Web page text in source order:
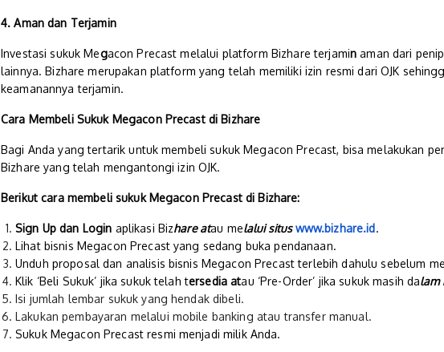
4. Aman dan Terjamin
Investasi sukuk Megacon Precast melalui platform Bizhare terjamin aman dari
lainnya. Bizhare merupakan platform yang telah memiliki izin resmi dari OJK
keamanannya terjamin.
Cara Membeli Sukuk Megacon Precast di Bizhare
Bagi Anda yang tertarik untuk membeli sukuk Megacon Precast, bisa melakukan
Bizhare yang telah mengantongi izin OJK.
Berikut cara membeli sukuk Megacon Precast di Bizhare:
Sign Up dan Login aplikasi Bizhare atau melalui situswww.bizhare.id.
Lihat bisnis Megacon Precast yang sedang buka pendanaan.
Unduh proposal dan analisis bisnis Megacon Precast terlebih dahulu sebelum
Klik ‘Beli Sukuk’ jika sukuk telah tersedia atau ‘Pre-Order’ jika sukuk masih dalam
Isi jumlah lembar sukuk yang hendak dibeli.
Lakukan pembayaran melalui mobile banking atau transfer manual.
Sukuk Megacon Precast resmi menjadi milik Anda.